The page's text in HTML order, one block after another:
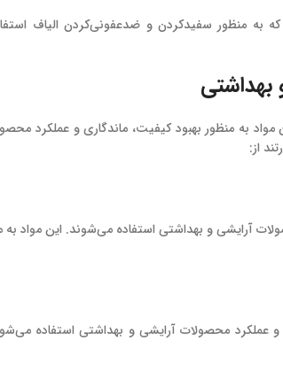
به منظور سفید‌کردن و ضدعفونی‌کردن الیاف
به منظور بهبود کیفیت، ماندگاری و عملکرد
از:
آرایشی و بهداشتی استفاده می‌شوند. این مواد
محصولات آرایشی و بهداشتی استفاده